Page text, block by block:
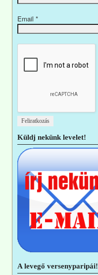
Email *
Küldj nekünk levelet!
A levegő versenyparipái!